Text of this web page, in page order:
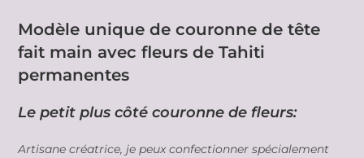
Modèle unique de couronne de tête
fait main avec fleurs de Tahiti
permanentes
Le petit plus côté couronne de fleurs:
Artisane créatrice, je peux confectionner spécialement